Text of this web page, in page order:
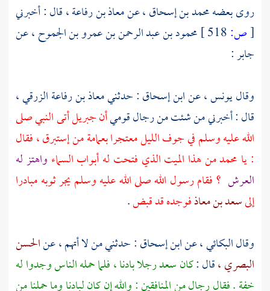
روى بعضهمحمد بن إسحاق ،عنمعاذ بن رفاعة ،قال : أخبرني
[ص: محمود بن عبد الرحمن بن عمرو بن الجموح ،عن
جابر:
وقاليونس ،عنابن إسحاق: حدثنيمعاذ بن رفاعة الزرقي ،
قال : أخبرني من شئت من رجال قوميأنجبريلأتى النبي صلى
الله عليه وسلم في جوف الليل معتجرا بعمامة من إستبرق ، فقال
: يا محمدمن هذا الميت الذي فتحت له أبواب السماء واهتز له
العرش ؟ فقام رسول الله صلى الله عليه وسلم يجر ثوبه مبادرا
إلىسعد بن معاذفوجده قد قبض.
وقالالبكائي ،عنابن إسحاق: حدثني من لا أتهم ، عنالحسن
البصري ،قال :كانسعدرجلا بادنا ، فلما حمله الناس وجدوا له
خفة . فقال رجال من المنافقين : والله إن كان لبادنا وما حملنا من